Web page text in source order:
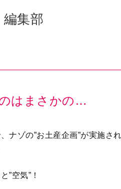
はまさかの…
”空気”！
様に届けるため、ロケ現場の
ベントで配布するというまさ